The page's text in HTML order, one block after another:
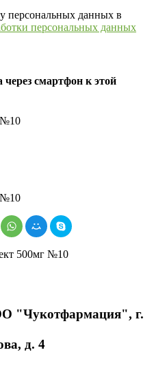
персональных данных в
персональных данных
через смартфон к этой
№10
№10
"Чукотфармация", г.
д. 4